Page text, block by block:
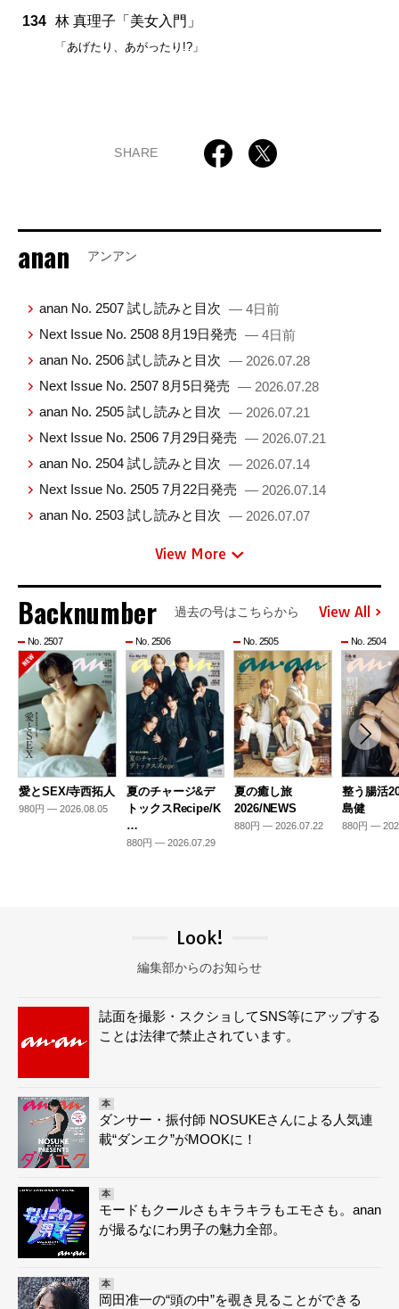
134 林 真理子「美女入門」
「あげたり、あがったり!?」
SHARE
anan アンアン
anan No. 2507 試し読みと目次 — 4日前
Next Issue No. 2508 8月19日発売 — 4日前
anan No. 2506 試し読みと目次 — 2026.07.28
Next Issue No. 2507 8月5日発売 — 2026.07.28
anan No. 2505 試し読みと目次 — 2026.07.21
Next Issue No. 2506 7月29日発売 — 2026.07.21
anan No. 2504 試し読みと目次 — 2026.07.14
Next Issue No. 2505 7月22日発売 — 2026.07.14
anan No. 2503 試し読みと目次 — 2026.07.07
View More
Backnumber 過去の号はこちらから View All
No. 2507
愛とSEX/寺西拓人
980円 — 2026.08.05
No. 2506
夏のチャージ&デ
トックスRecipe/K
…
880円 — 2026.07.29
No. 2505
夏の癒し旅
2026/NEWS
880円 — 2026.07.22
No. 2504
整う腸活
島健
880円 —
Look!
編集部からのお知らせ
誌面を撮影・スクショしてSNS等にアップする
ことは法律で禁止されています。
本
ダンサー・振付師 NOSUKEさんによる人気連
載“ダンエク”がMOOKに！
本
モードもクールさもキラキラもエモさも。anan
が撮るなにわ男子の魅力全部。
本
岡田准一の“頭の中”を覗き見ることができる